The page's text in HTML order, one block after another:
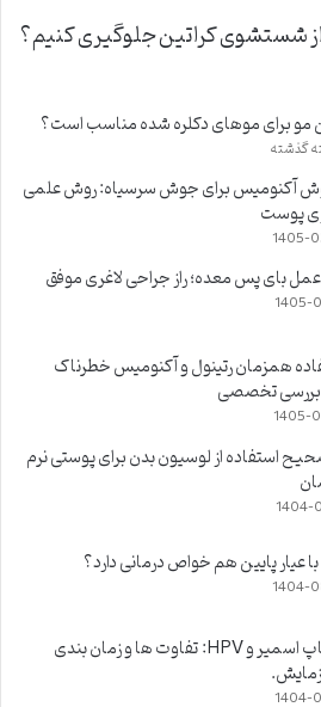
شستشوی کراتین جلوگیری کنیم؟
مو برای موهای دکلره شده مناسب است؟
آکنومیس برای جوش سرسیاه: روش علمی
پوست
1405-
1405-
همزمان رتینول و آکنومیس خطرناک
تخصصی
1405-
استفاده از لوسیون بدن برای پوستی نرم
1404-
با عیار پایین هم خواص درمانی دارد؟
1404-
تست پاپ اسمیر و HPV: تفاوت ها و زمان بندی
1404-